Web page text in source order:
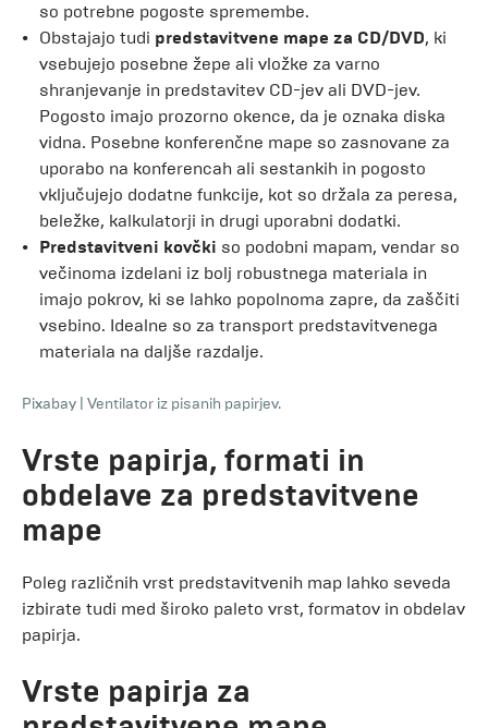
so potrebne pogoste spremembe.
Obstajajo tudi predstavitvene mape za CD/DVD, ki
vsebujejo posebne žepe ali vložke za varno
shranjevanje in predstavitev CD-jev ali DVD-jev.
Pogosto imajo prozorno okence, da je oznaka diska
vidna. Posebne konferenčne mape so zasnovane za
uporabo na konferencah ali sestankih in pogosto
vključujejo dodatne funkcije, kot so držala za peresa,
beležke, kalkulatorji in drugi uporabni dodatki.
Predstavitveni kovčki so podobni mapam, vendar so
večinoma izdelani iz bolj robustnega materiala in
imajo pokrov, ki se lahko popolnoma zapre, da zaščiti
vsebino. Idealne so za transport predstavitvenega
materiala na daljše razdalje.
Pixabay Ventilator iz pisanih papirjev.
Vrste papirja, formati in
obdelave za predstavitvene
mape
Poleg različnih vrst predstavitvenih map lahko seveda
izbirate tudi med široko paleto vrst, formatov in obdelav
papirja.
Vrste papirja za